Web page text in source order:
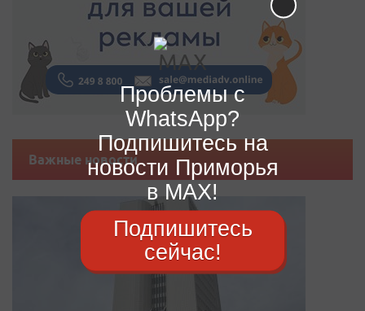
Важные новости
Проблемы с
WhatsApp?
Подпишитесь на
новости Приморья
в MAX!
Подпишитесь
сейчас!